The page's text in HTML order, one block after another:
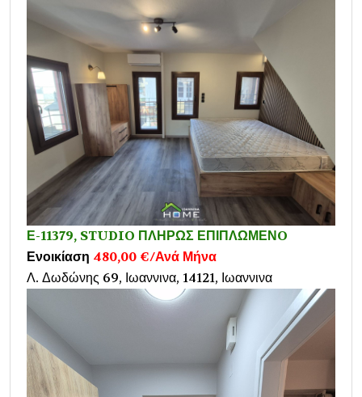
Ε-11379, STUDIO ΠΛΗΡΩΣ ΕΠΙΠΛΩΜΕΝO
Ενοικίαση 480,00 €/Ανά Μήνα
Λ. Δωδώνης 69, Ιωαννινα, 14121, Ιωαννινα